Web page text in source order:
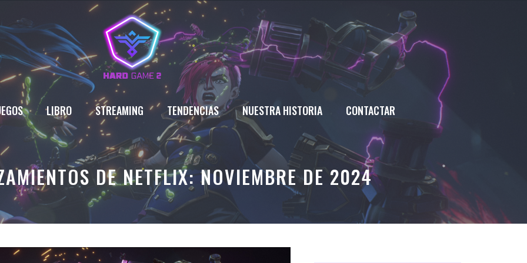
LIBRO STREAMING TENDENCIAS NUESTRA HISTORIA CONTACTAR
DE NETFLIX: NOVIEMBRE DE 2024